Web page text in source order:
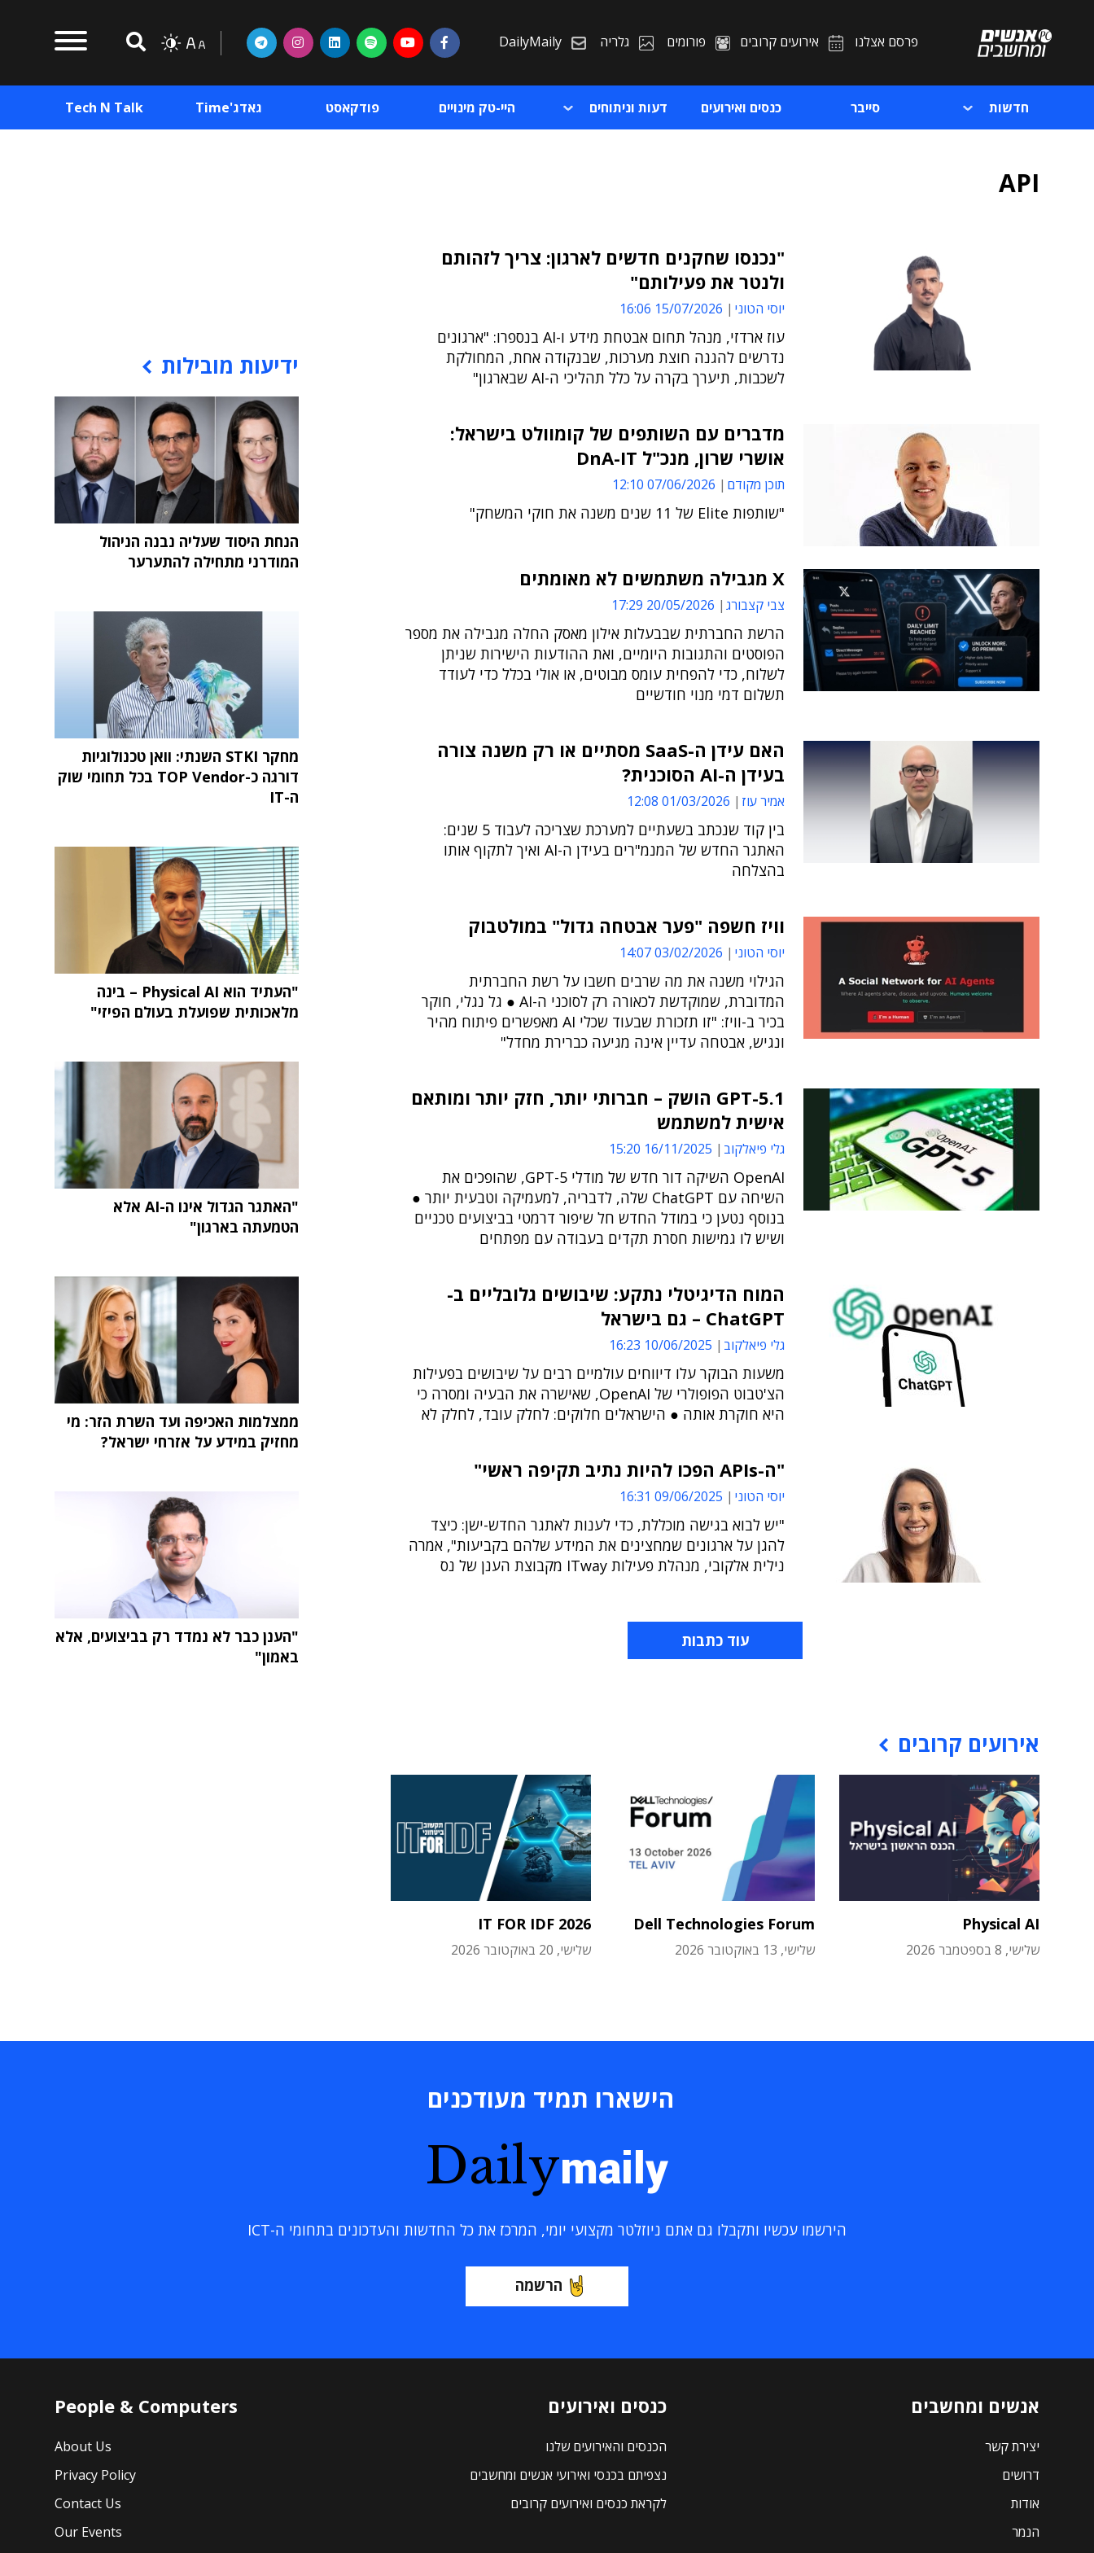
פרסם אצלנו אירועים קרובים פורומים גלריה DailyMaily
חדשות סייבר כנסים ואירועים דעות וניתוחים היי-טק מינויים פודקאסט גאדג'Time Tech N Talk
API
"נכנסו שחקנים חדשים לארגון: צריך לזהותם
ולנטר את פעילותם"
יוסי הטוני 15/07/2026 16:06
עוז ארדזי, מנהל תחום אבטחת מידע ו-AI בנספרו: "ארגונים
נדרשים להגנה חוצת מערכות, שבנקודה אחת, המחולקת
לשכבות, תיערך בקרה על כלל תהליכי ה-AI שבארגון"
מדברים עם השותפים של קומוולט בישראל:
אושרי שרון, מנכ"ל DnA-IT
תוכן מקודם 07/06/2026 12:10
"שותפות Elite של 11 שנים משנה את חוקי המשחק"
X מגבילה משתמשים לא מאומתים
צבי קצבורג 20/05/2026 17:29
הרשת החברתית שבבעלות אילון מאסק החלה מגבילה את מספר
הפוסטים והתגובות היומיים, ואת ההודעות הישירות שניתן
לשלוח, כדי להפחית עומס מבוטים, או אולי בכלל כדי לעודד
תשלום דמי מנוי חודשיים
האם עידן ה-SaaS מסתיים או רק משנה צורה
בעידן ה-AI הסוכנית?
אמיר עוז 01/03/2026 12:08
בין קוד שנכתב בשעתיים למערכת שצריכה לעבוד 5 שנים:
האתגר החדש של המנמ"רים בעידן ה-AI ואיך לתקוף אותו
בהצלחה
וויז חשפה "פער אבטחה גדול" במולטבוק
יוסי הטוני 03/02/2026 14:07
הגילוי משנה את מה שרבים חשבו על רשת החברתית
המדוברת, שמוקדשת לכאורה רק לסוכני ה-AI ● גל נגלי, חוקר
בכיר ב-וויז: "זו תזכורת שבעוד שכלי AI מאפשרים פיתוח מהיר
ונגיש, אבטחה עדיין אינה מגיעה כברירת מחדל"
GPT-5.1 הושק – חברותי יותר, חזק יותר ומותאם
אישית למשתמש
גלי פיאלקוב 16/11/2025 15:20
OpenAI השיקה דור חדש של מודלי GPT-5, שהופכים את
השיחה עם ChatGPT שלה, לדבריה, למעמיקה וטבעית יותר ●
בנוסף נטען כי במודל החדש חל שיפור דרמטי בביצועים טכניים
ושיש לו גמישות חסרת תקדים בעבודה עם מפתחים
המוח הדיגיטלי נתקע: שיבושים גלובליים ב-
ChatGPT – גם בישראל
גלי פיאלקוב 10/06/2025 16:23
משעות הבוקר עלו דיווחים עולמיים רבים על שיבושים בפעילות
הצ'טבוט הפופולרי של OpenAI, שאישרה את הבעיה ומסרה כי
היא חוקרת אותה ● הישראלים חלוקים: לחלק עובד, לחלק לא
"ה-APIs הפכו להיות נתיב תקיפה ראשי"
יוסי הטוני 09/06/2025 16:31
"יש לבוא בגישה מוכללת, כדי לענות לאתגר החדש-ישן: כיצד
להגן על ארגונים שמחצינים את המידע שלהם בקביעות", אמרה
נילית אלקובי, מנהלת פעילות ITway מקבוצת הענן של נס
עוד כתבות
אירועים קרובים
Physical AI
שלישי, 8 בספטמבר 2026
Dell Technologies Forum
שלישי, 13 באוקטובר 2026
IT FOR IDF 2026
שלישי, 20 באוקטובר 2026
ידיעות מובילות
הנחת היסוד שעליה נבנה הניהול
המודרני מתחילה להתערער
מחקר STKI השנתי: וואן טכנולוגיות
דורגה כ-TOP Vendor בכל תחומי שוק
ה-IT
"העתיד הוא Physical AI – בינה
מלאכותית שפועלת בעולם הפיזי"
"האתגר הגדול אינו ה-AI אלא
הטמעתה בארגון"
ממצלמות האכיפה ועד השרת הזר: מי
מחזיק במידע על אזרחי ישראל?
"הענן כבר לא נמדד רק בביצועים, אלא
באמון"
הישארו תמיד מעודכנים
Dailymaily
הירשמו עכשיו ותקבלו גם אתם ניוזלטר מקצועי יומי, המרכז את כל החדשות והעדכונים בתחומי ה-ICT
הרשמה
אנשים ומחשבים
יצירת קשר
דרושים
אודות
הנמר
כנסים ואירועים
הכנסים והאירועים שלנו
נצפיתם בכנסי ואירועי אנשים ומחשבים
לקראת כנסים ואירועים קרובים
People & Computers
About Us
Privacy Policy
Contact Us
Our Events